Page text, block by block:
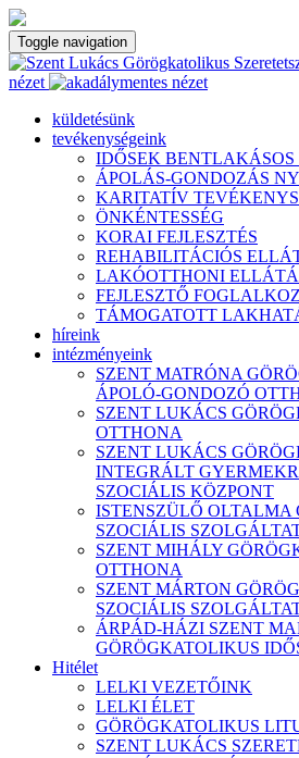
Toggle navigation
nézet
küldetésünk
tevékenységeink
IDŐSEK
ÁPOLÁS-GONDOZÁS
KARITATÍV
ÖNKÉNTESSÉG
KORAI FEJLESZTÉS
REHABILITÁCIÓS
LAKÓOTTHONI
FEJLESZTŐ
TÁMOGATOTT
híreink
intézményeink
SZENT MATRÓNA
ÁPOLÓ-GONDOZÓ
SZENT LUKÁCS
OTTHONA
SZENT LUKÁCS
INTEGRÁLT
SZOCIÁLIS KÖZPONT
ISTENSZÜLŐ OLTALMA
SZOCIÁLIS
SZENT MIHÁLY
OTTHONA
SZENT MÁRTON
SZOCIÁLIS
ÁRPÁD-HÁZI SZENT
GÖRÖGKATOLIKUS
Hitélet
LELKI VEZETŐINK
LELKI ÉLET
GÖRÖGKATOLIKUS
SZENT LUKÁCS